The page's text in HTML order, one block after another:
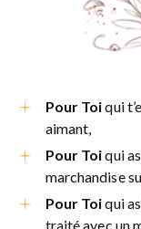
Pour Toiqui
aimant,
Pour Toiqui
marchandise
Pour Toiqui
traité avec un